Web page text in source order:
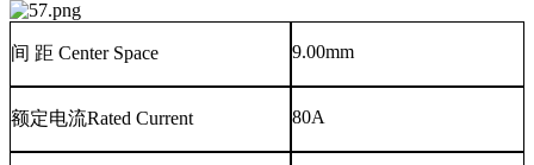
间 距 Center Space 9.00mm
额定电流Rated Current 80A